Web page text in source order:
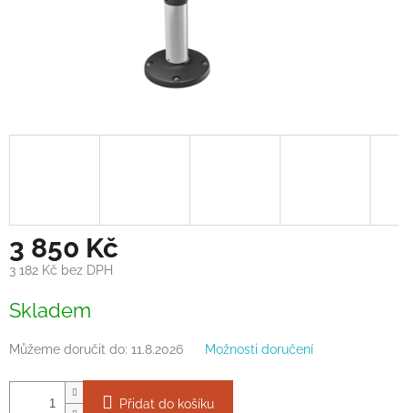
3 850 Kč
3 182 Kč bez DPH
cena:
Skladem
Můžeme doručit do: 11.8.2026 Možnosti doručení
Přidat do košíku